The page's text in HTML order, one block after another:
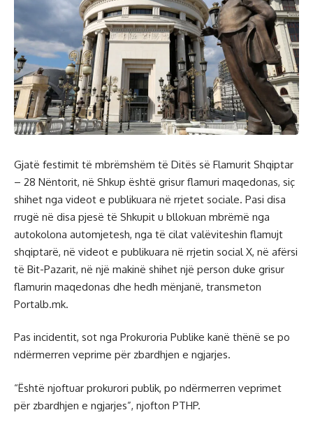
Gjatë festimit të mbrëmshëm të Ditës së Flamurit Shqiptar
– 28 Nëntorit, në Shkup është grisur flamuri maqedonas, siç
shihet nga videot e publikuara në rrjetet sociale. Pasi disa
rrugë në disa pjesë të Shkupit u bllokuan mbrëmë nga
autokolona automjetesh, nga të cilat valëviteshin flamujt
shqiptarë, në videot e publikuara në rrjetin social X, në afërsi
të Bit-Pazarit, në një makinë shihet një person duke grisur
flamurin maqedonas dhe hedh mënjanë, transmeton
Portalb.mk.
Pas incidentit, sot nga Prokuroria Publike kanë thënë se po
ndërmerren veprime për zbardhjen e ngjarjes.
“Është njoftuar prokurori publik, po ndërmerren veprimet
për zbardhjen e ngjarjes”, njofton PTHP.